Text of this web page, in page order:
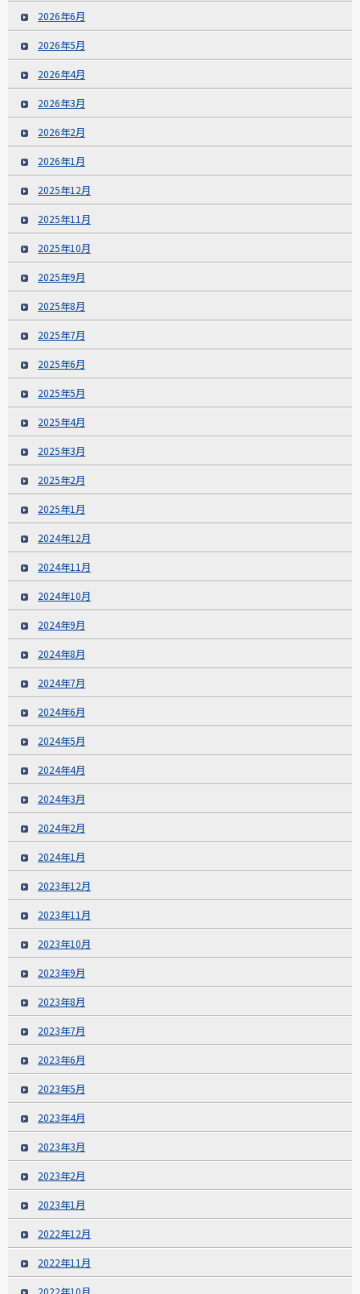
2026年6月
2026年5月
2026年4月
2026年3月
2026年2月
2026年1月
2025年12月
2025年11月
2025年10月
2025年9月
2025年8月
2025年7月
2025年6月
2025年5月
2025年4月
2025年3月
2025年2月
2025年1月
2024年12月
2024年11月
2024年10月
2024年9月
2024年8月
2024年7月
2024年6月
2024年5月
2024年4月
2024年3月
2024年2月
2024年1月
2023年12月
2023年11月
2023年10月
2023年9月
2023年8月
2023年7月
2023年6月
2023年5月
2023年4月
2023年3月
2023年2月
2023年1月
2022年12月
2022年11月
2022年10月